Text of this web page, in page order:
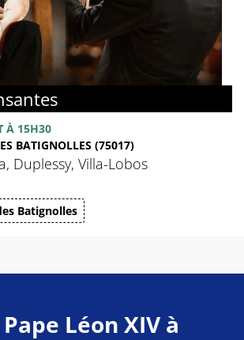
À 15H30
BATIGNOLLES (75017)
Duplessy, Villa-Lobos
Batignolles
Léon XIV à